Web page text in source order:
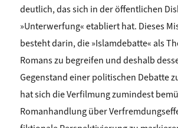
deutlich, das sich in der öffentlichen
»Unterwerfung« etabliert hat. Dieses
besteht darin, die »Islamdebatte« als
Romans zu begreifen und deshalb
Gegenstand einer politischen Debatte
hat sich die Verfilmung zumindest
Romanhandlung über